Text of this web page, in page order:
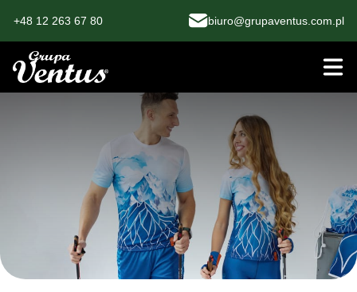
+48 12 263 67 80 biuro@grupaventus.com.pl